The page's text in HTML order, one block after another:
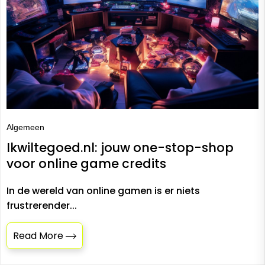
Algemeen
Ikwiltegoed.nl: jouw one-stop-shop
voor online game credits
In de wereld van online gamen is er niets
frustrerender...
Read More